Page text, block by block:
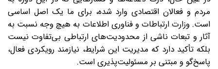
مردم و فعالان اقتصادی وارد شده، برای ما یک اصل اساسی
است. وزارت ارتباطات و فناوری اطلاعات به هیچ وجه نسبت به
آثار و تبعات ناشی از محدودیت‌های ارتباطی بی‌تفاوت نیست
بلکه تأکید دارد که مدیریت این شرایط، نیازمند رویکردی فعال،
پاسخ‌گو و مبتنی بر مسئولیت‌پذیری است.